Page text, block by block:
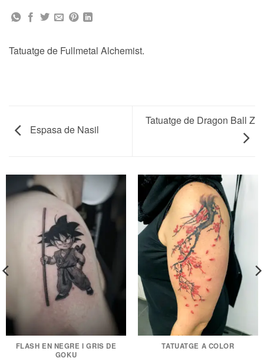
Tatuatge de Fullmetal Alchemist.
Espasa de Nasil
Tatuatge de Dragon Ball Z
FLASH EN NEGRE I GRIS DE
GOKU
TATUATGE A COLOR